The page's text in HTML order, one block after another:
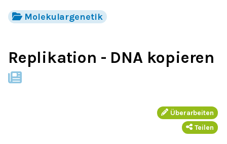
Molekulargenetik
Replikation - DNA kopieren
Überarbeiten
Teilen